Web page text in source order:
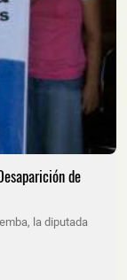
de
la diputada